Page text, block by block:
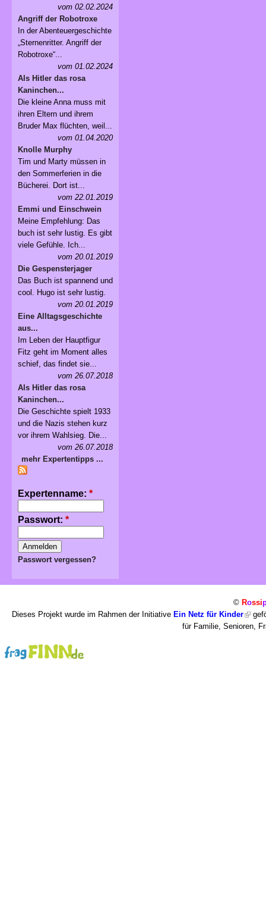
vom 02.02.2024
Angriff der Robotroxe
In der Abenteuergeschichte
„Sternenritter. Angriff der
Robotroxe“...
vom 01.02.2024
Als Hitler das rosa
Kaninchen...
Die kleine Anna muss mit
ihren Eltern und ihrem
Bruder Max flüchten, weil...
vom 01.04.2020
Knolle Murphy
Tim und Marty müssen in
den Sommerferien in die
Bücherei. Dort ist...
vom 22.01.2019
Emmi und Einschwein
Meine Empfehlung: Das
buch ist sehr lustig. Es gibt
viele Gefühle. Ich...
vom 20.01.2019
Die Gespensterjager
Das Buch ist spannend und
cool. Hugo ist sehr lustig.
vom 20.01.2019
Eine Alltagsgeschichte
aus...
Im Leben der Hauptfigur
Fitz geht im Moment alles
schief, das findet sie...
vom 26.07.2018
Als Hitler das rosa
Kaninchen...
Die Geschichte spielt 1933
und die Nazis stehen kurz
vor ihrem Wahlsieg. Die...
vom 26.07.2018
mehr Expertentipps ...
Expertenname: *
Passwort: *
Passwort vergessen?
© Rossi
Dieses Projekt wurde im Rahmen der Initiative Ein Netz für Kinder
für Familie, Senioren,